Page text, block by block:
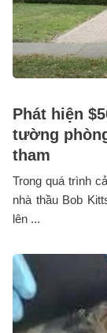
Phát hiện
tường
tham
Trong quá trình
nhà thầu Bob
lên ...